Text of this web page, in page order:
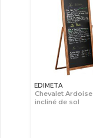
EDIMETA
Chevalet Ardoise
incliné de sol